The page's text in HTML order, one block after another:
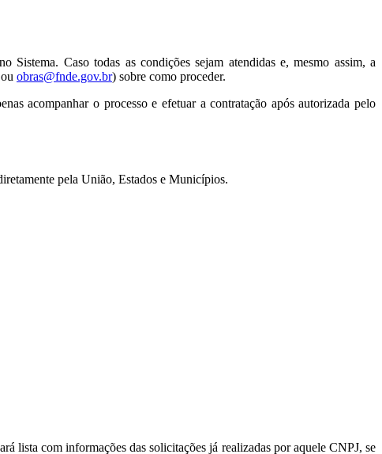
Caso todas as condições sejam atendidas e, mesmo assim, a
obras@fnde.gov.br) sobre como proceder.
acompanhar o processo e efetuar a contratação após autorizada pelo
pela União, Estados e Municípios.
lista com informações das solicitações já realizadas por aquele CNPJ, se